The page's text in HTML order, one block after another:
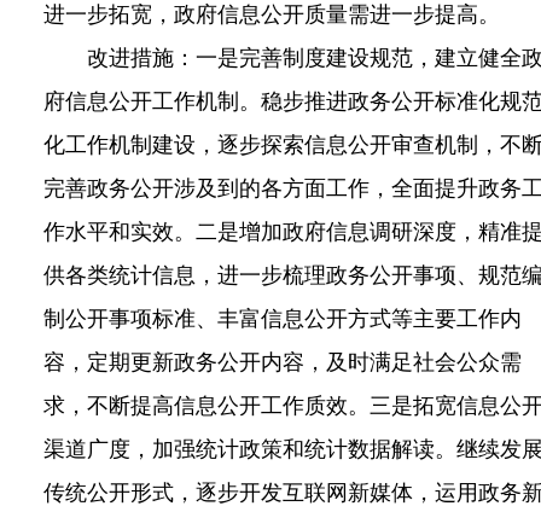
进一步拓宽，政府信息公开质量需进一步提高。
改进措施：一是完善制度建设规范，建立健全
府信息公开工作机制。稳步推进政务公开标准化规
化工作机制建设，逐步探索信息公开审查机制，不
完善政务公开涉及到的各方面工作，全面提升政务
作水平和实效。二是增加政府信息调研深度，精准
供各类统计信息，进一步梳理政务公开事项、规范
制公开事项标准、丰富信息公开方式等主要工作内
容，定期更新政务公开内容，及时满足社会公众需
求，不断提高信息公开工作质效。三是拓宽信息公
渠道广度，加强统计政策和统计数据解读。继续发
传统公开形式，逐步开发互联网新媒体，运用政务